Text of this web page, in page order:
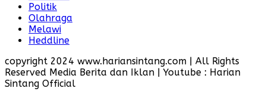
Politik
Olahraga
Melawi
Heddline
copyright 2024 www.hariansintang.com | All Rights
Reserved Media Berita dan Iklan | Youtube : Harian
Sintang Official